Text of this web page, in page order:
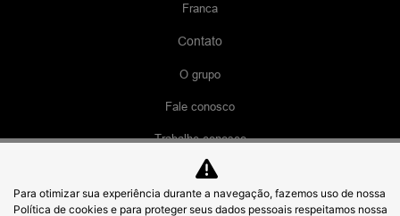
Franca
Contato
O grupo
Fale conosco
Trabalhe conosco
Política de privacidade
LGPD
Para otimizar sua experiência durante a navegação, fazemos uso de nossa
Política de cookies e para proteger seus dados pessoais respeitamos nossa